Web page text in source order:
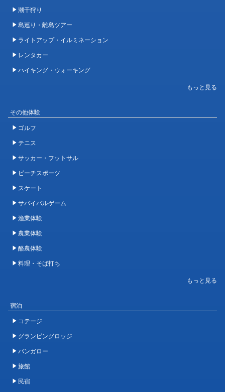
潮干狩り
島巡り・離島ツアー
ライトアップ・イルミネーション
レンタカー
ハイキング・ウォーキング
その他体験
ゴルフ
テニス
サッカー・フットサル
ビーチスポーツ
スケート
サバイバルゲーム
漁業体験
農業体験
酪農体験
料理・そば打ち
宿泊
コテージ
グランピングロッジ
バンガロー
旅館
民宿